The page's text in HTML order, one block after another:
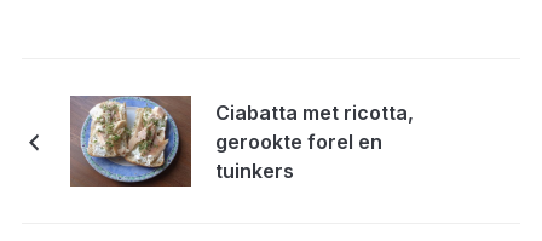
Ciabatta met ricotta,
gerookte forel en
tuinkers